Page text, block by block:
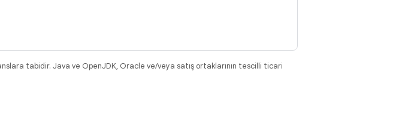
tabidir. Java ve OpenJDK, Oracle ve/veya satış ortaklarının tescilli ticari